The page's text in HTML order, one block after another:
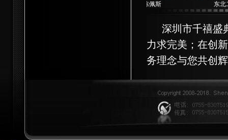
小品-真假陈佩斯 东北
深圳市千禧盛
力求完美；在创
务理念与您共创